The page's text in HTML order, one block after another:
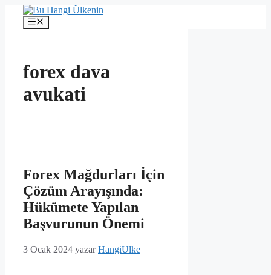
İçeriğe
Menü
forex dava
avukati
Forex Mağdurları İçin
Çözüm Arayışında:
Hükümete Yapılan
Başvurunun Önemi
3 Ocak 2024 yazarHangiUlke